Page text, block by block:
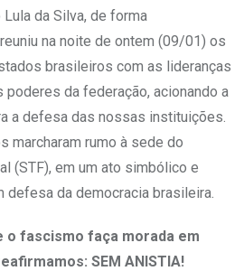
da Silva, de forma
na noite de ontem (09/01) os
brasileiros com as lideranças
da federação, acionando a
a defesa das nossas instituições.
marcharam rumo à sede do
(STF), em um ato simbólico e
defesa da democracia brasileira.
o fascismo faça morada em
SEM ANISTIA!